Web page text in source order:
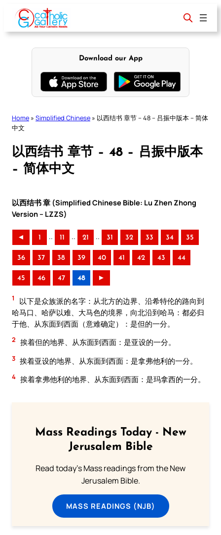
content
Download our App
Home » Simplified Chinese » 以西结书 章节 – 48 – 吕振中版本 – 简体
中文
以西结书 章节 – 48 – 吕振中版本
– 简体中文
以西结书 章 (Simplified Chinese Bible: Lu Zhen Zhong
Version – LZZS)
◄ 1 .. 11 .. 21 .. 31 32 33 34 35
36 37 38 39 40 41 42 43 44
45 46 47 48 ►
1
以下是众族派的名字：从北方的边界、沿希特伦的路向到
哈马口、哈萨以难、大马色的境界，向北沿到哈马：都必归
于他、从东面到西面（意难确定）：是但的一分。
2 挨着但的地界、从东面到西面：是亚设的一分。
3 挨着亚设的地界、从东面到西面：是拿弗他利的一分。
4 挨着拿弗他利的地界、从东面到西面：是玛拿西的一分。
Mass Readings Today - New
Jerusalem Bible
Read today's Mass readings from the New
Jerusalem Bible.
MASS READINGS (NJB)